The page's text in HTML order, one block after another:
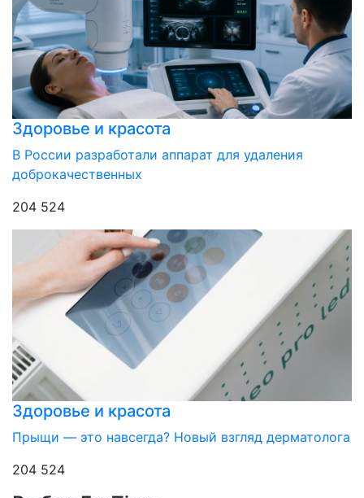
Здоровье и красота
В России разработали аппарат для удаления
доброкачественных
204 524
Здоровье и красота
Прыщи — это навсегда? Новый взгляд дерматолога
204 524